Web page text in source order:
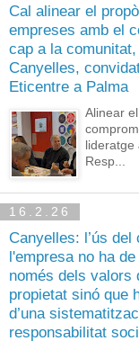
Cal alinear el
empreses amb el
cap a la
Canyelles,
Eticentre a Palma
Alinear
lideratge
Resp...
16.2.26
Canyelles: l’ús del
l'empresa no ha
només dels valors
propietat sinó que
d’una
responsabilitat